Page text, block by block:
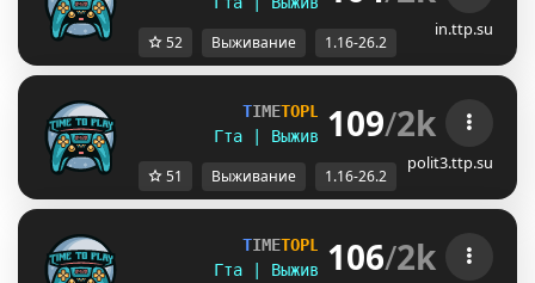
in.ttp.su
52 Выживание 1.16-26.2
TIMETOPL Y ▪ [1 .16 -
]
Гта | Выживание | Полит | Ивенты
109/2k
polit3.ttp.su
51 Выживание 1.16-26.2
TIMETOPL Y ▪ [1 .16 -
]
Гта | Выживание | Полит | Ивенты
106/2k